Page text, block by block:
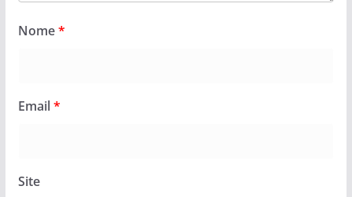
Nome*
Email*
Site